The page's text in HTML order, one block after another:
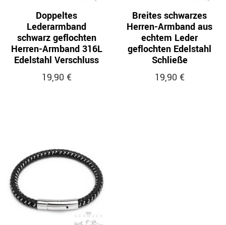
Doppeltes
Lederarmband
schwarz geflochten
Herren-Armband 316L
Edelstahl Verschluss
19,90 €
Breites schwarzes
Herren-Armband aus
echtem Leder
geflochten Edelstahl
Schließe
19,90 €